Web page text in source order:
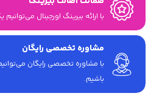
با ارائه بیرینگ اورجینال می‎‌توانیم یک خرید مطمئن را ضمانت کنیم.
مشاوره تخصصی رایگان
با مشاوره تخصصی رایگان
باشیم.